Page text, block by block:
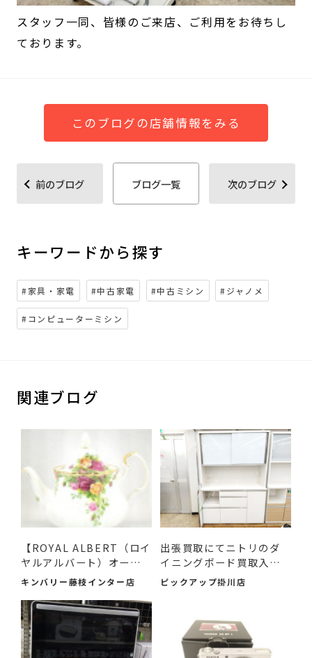
スタッフ一同、皆様のご来店、ご利用をお待ちし
ております。
このブログの店舗情報をみる
前のブログ ブログ一覧 次のブログ
キーワードから探す
#家具・家電 #中古家電 #中古ミシン #ジャノメ
#コンピューターミシン
関連ブログ
【ROYAL ALBERT（ロイ
ヤルアルバート）オール
ドカ...
キンバリー藤枝インター店
出張買取にてニトリのダ
イニングボード買取入荷
し...
ピックアップ掛川店